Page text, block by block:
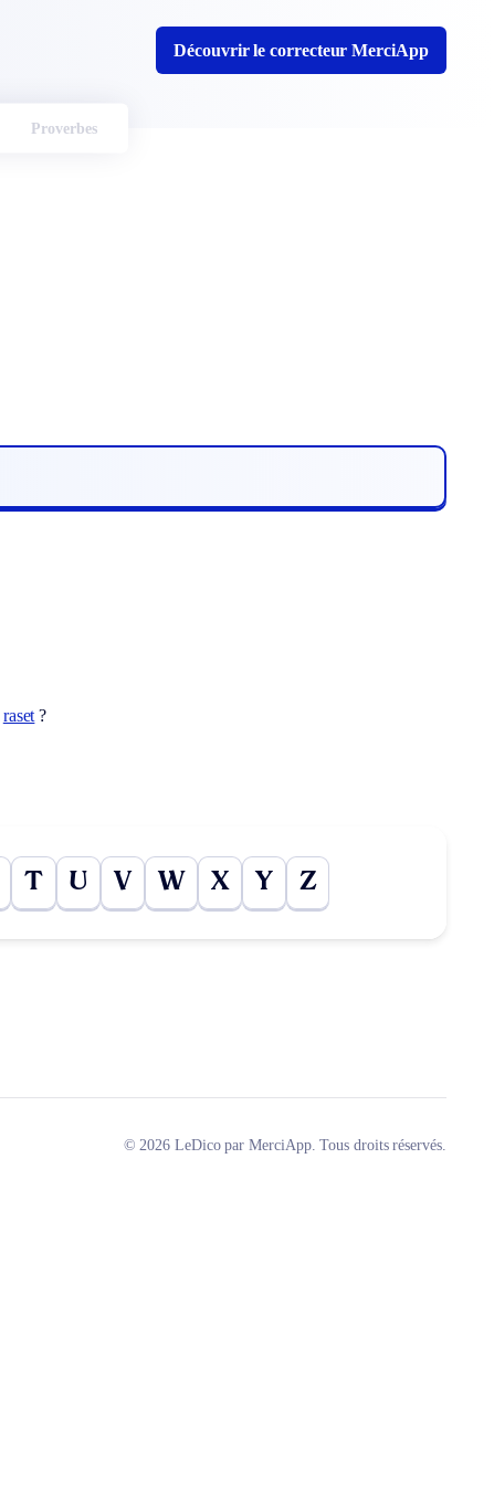
Découvrir le correcteur MerciApp
Proverbes
raset ?
T U V W X Y Z
© 2026 LeDico par MerciApp. Tous droits réservés.